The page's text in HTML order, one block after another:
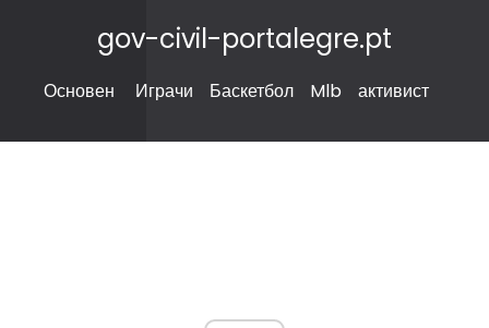
gov-civil-portalegre.pt
Основен Играчи Баскетбол Mlb активист